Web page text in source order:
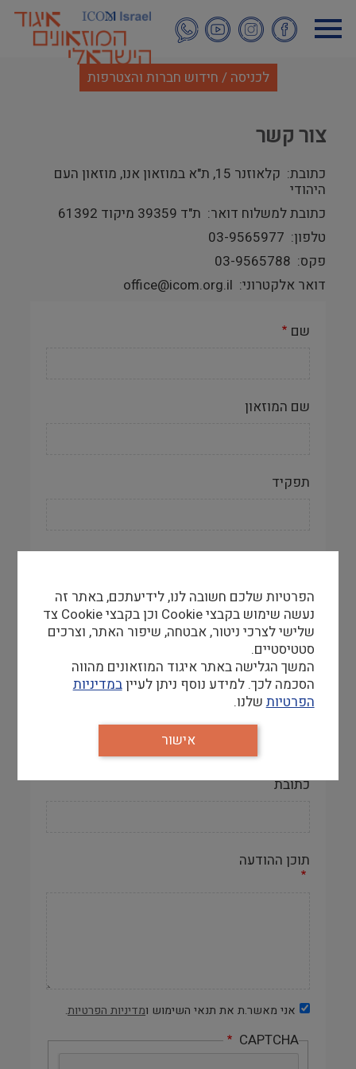
לתוכן
העיקרי
לכניסה / חידוש חברות והצטרפות
צור קשר
כתובת
קלאוזנר 15, ת"א במוזאון אנו, מוזאון העם
היהודי
כתובת למשלוח דואר ת"ד 39359 מיקוד 61392
טלפון 03-9565977
פקס 03-9565788
דואר אלקטרוני office@icom.org.il
שם
שם המוזאון
תפקיד
דוא״ל
טלפון
נייד
כתובת
תוכן ההודעה
אני מאשר.ת את תנאי השימוש ומדיניות הפרטיות.
CAPTCHA
הפרטיות שלכם חשובה לנו, לידיעתכם, באתר זה
נעשה שימוש בקבצי Cookie וכן בקבצי Cookie צד
שלישי לצרכי ניטור, אבטחה, שיפור האתר, וצרכים
סטטיסטיים.
המשך הגלישה באתר איגוד המוזאונים מהווה
הסכמה לכך. למידע נוסף ניתן לעייןבמדיניות
הפרטיות שלנו.
אישור